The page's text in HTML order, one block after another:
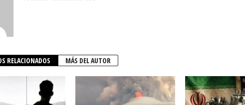
RELACIONADOS MÁS DEL AUTOR